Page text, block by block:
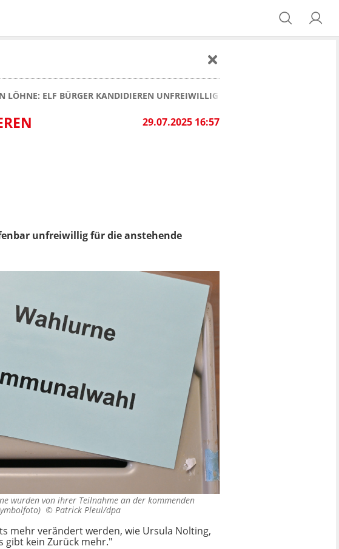
LÖHNE: ELF BÜRGER KANDIDIEREN UNFREIWILLIG FÜR STADTRAT
29.07.2025 16:57
U
unfreiwillig für die anstehende
wurden von ihrer Teilnahme an der kommenden
© Patrick Pleul/dpa
mehr verändert werden, wie Ursula Nolting,
gibt kein Zurück mehr."